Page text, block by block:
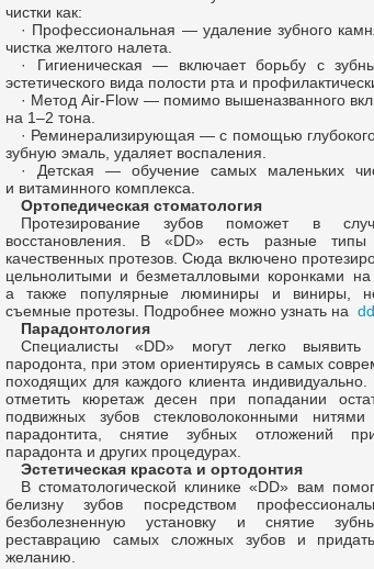
чистки как:
· Профессиональная — удаление зубного
чистка желтого налета.
· Гигиеническая — включает борьбу с
эстетического вида полости рта и
· МетодAir-Flow —помимо вышеназванного
на 1–2 тона.
· Реминерализирующая — с помощью
зубную эмаль, удаляет воспаления.
· Детская — обучение самых маленьких
и витаминного комплекса.
Ортопедическая стоматология
Протезирование зубов поможет в
восстановления. В «DD» есть разные типы
качественных протезов. Сюда включено
цельнолитыми и безметалловыми коронками на
а также популярные люминиры и виниры,
съемные протезы. Подробнее можно узнать на
Парадонтология
Специалисты «DD» могут легко выявить
пародонта, при этом ориентируясь в самых
походящих для каждого клиента
отметить кюретаж десен при попадании
подвижных зубов стекловолоконными
парадонтита, снятие зубных отложений
парадонта и других процедурах.
Эстетическая красота и ортодонтия
В стоматологической клинике «DD» вам
белизну зубов посредством
безболезненную установку и снятие
реставрацию самых сложных зубов и
желанию.